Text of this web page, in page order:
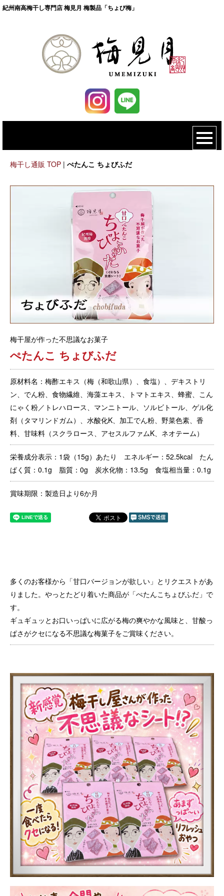
紀州南高梅干し専門店 梅見月 梅製品「ちょび梅」
梅干し通販 TOP | ぺたんこ ちょびふだ
梅干屋が作った不思議なお菓子
ぺたんこ ちょびふだ
原材料名：梅酢エキス（梅（和歌山県）、食塩）、デキストリ
ン、でん粉、食物繊維、海藻エキス、トマトエキス、蜂蜜、こん
にゃく粉／トレハロース、マンニトール、ソルビトール、ゲル化
剤（タマリンドガム）、水酸化K、加工でん粉、野菜色素、香
料、甘味料（スクラロース、アセスルファムK、ネオテーム）
栄養成分表示：1袋（15g）あたり エネルギー：52.5kcal たん
ぱく質：0.1g 脂質：0g 炭水化物：13.5g 食塩相当量：0.1g
賞味期限：製造日より6か月
多くのお客様から「甘口バージョンが欲しい」とリクエストがあ
りました。やっとたどり着いた商品が「ぺたんこちょびふだ」で
す。
ギュギュッとお口いっぱいに広がる梅の爽やかな風味と、甘酸っ
ぱさがクセになる不思議な梅菓子をご賞味ください。